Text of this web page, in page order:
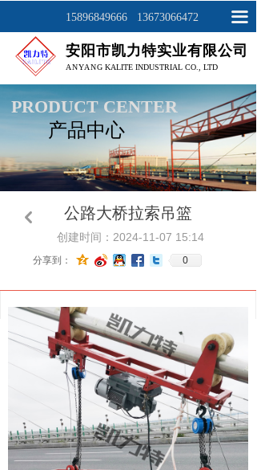
安阳市凯力特实业有限公司
ANYANG KALITE INDUSTRIAL CO., LTD
15896849666 13673066472 끀
关于我们
产品展示
工程案例
新闻资讯
公路大桥拉索吊篮
创建时间： 2024-11-07 15:14
分享到： 0
낒
产品中心
PRODUCT CENTER